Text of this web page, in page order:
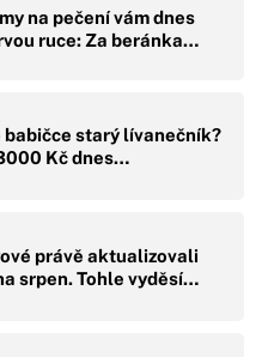
na pečení vám dnes
ruce: Za beránka…
babičce starý lívanečník?
Kč dnes…
právě aktualizovali
srpen. Tohle vyděsí…